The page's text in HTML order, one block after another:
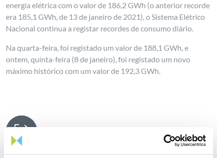
energia elétrica com o valor de 186,2 GWh (o anterior recorde
era 185,1 GWh, de 13 de janeiro de 2021), o Sistema Elétrico
Nacional continua a registar recordes de consumo diário.
Na quarta-feira, foi registado um valor de 188,1 GWh, e
ontem, quinta-feira (8 de janeiro), foi registado um novo
máximo histórico com um valor de 192,3 GWh.